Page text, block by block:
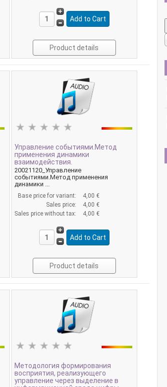
Product details
Управление событиями.Метод
применения динамики
взаимодействия.
20021120_Управление
событиями.Метод применения
динамики ...
Base price for variant:
4,00 €
Sales price:
4,00 €
Sales price without tax:
4,00 €
Product details
Методология формирования
восприятия, реализующего
управление через выделение в